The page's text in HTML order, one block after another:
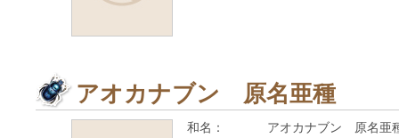
アオカナブン 原名亜種
和名：
アオカナブン 原名亜